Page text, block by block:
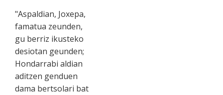
"Aspaldian, Joxepa,
famatua zeunden,
gu berriz ikusteko
desiotan geunden;
Hondarrabi aldian
aditzen genduen
dama bertsolari bat